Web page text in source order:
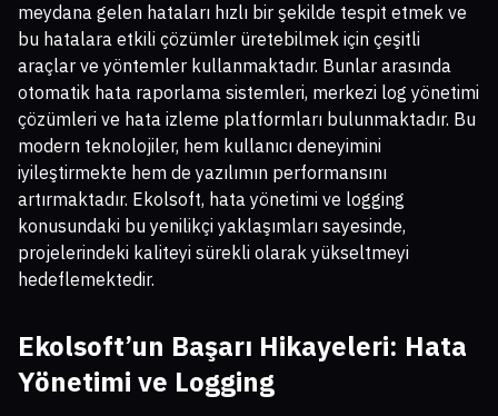
meydana gelen hataları hızlı bir şekilde tespit etmek ve
bu hatalara etkili çözümler üretebilmek için çeşitli
araçlar ve yöntemler kullanmaktadır. Bunlar arasında
otomatik hata raporlama sistemleri, merkezi log yönetimi
çözümleri ve hata izleme platformları bulunmaktadır. Bu
modern teknolojiler, hem kullanıcı deneyimini
iyileştirmekte hem de yazılımın performansını
artırmaktadır. Ekolsoft, hata yönetimi ve logging
konusundaki bu yenilikçi yaklaşımları sayesinde,
projelerindeki kaliteyi sürekli olarak yükseltmeyi
hedeflemektedir.
Ekolsoft’un Başarı Hikayeleri: Hata
Yönetimi ve Logging